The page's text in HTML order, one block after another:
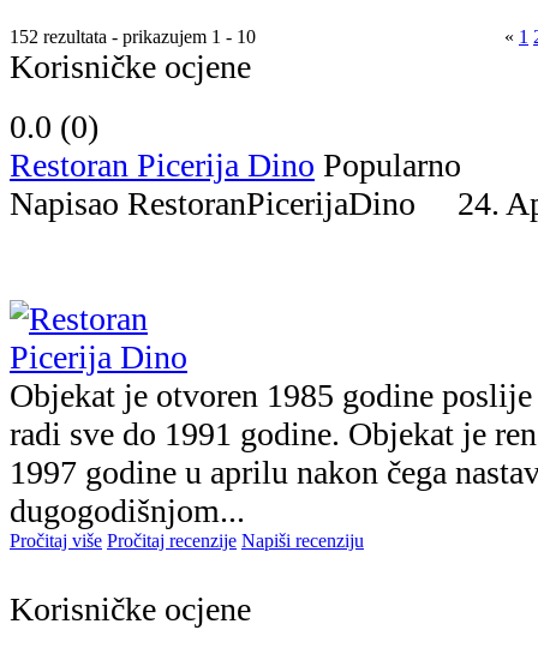
152 rezultata - prikazujem 1 - 10 « 1
Korisničke ocjene
0.0 (0)
Restoran Picerija Dino Popularno
Napisao RestoranPicerijaDino
Objekat je otvoren 1985 godine
radi sve do 1991 godine. Objekat je
1997 godine u aprilu nakon čega
dugogodišnjom...
Pročitaj više Pročitaj recenzije Napiši recenziju
Korisničke ocjene